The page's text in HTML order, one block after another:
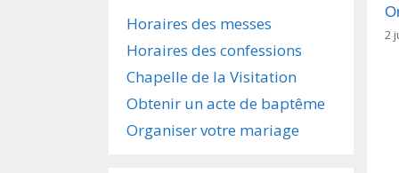
2
Horaires des messes
Horaires des confessions
Chapelle de la Visitation
Obtenir un acte de baptême
Organiser votre mariage